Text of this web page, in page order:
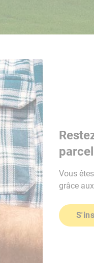
Vous
grâce